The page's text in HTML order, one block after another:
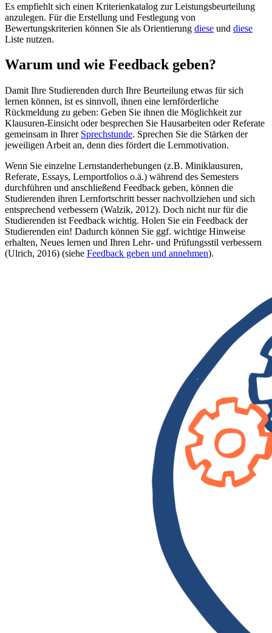
Es empfiehlt sich einen Kriterienkatalog zur Leistungsbeurteilung
anzulegen. Für die Erstellung und Festlegung von
Bewertungskriterien können Sie als Orientierung diese und diese
Liste nutzen.
Warum und wie Feedback geben?
Damit Ihre Studierenden durch Ihre Beurteilung etwas für sich
lernen können, ist es sinnvoll, ihnen eine lernförderliche
Rückmeldung zu geben: Geben Sie ihnen die Möglichkeit zur
Klausuren-Einsicht oder besprechen Sie Hausarbeiten oder Referate
gemeinsam in Ihrer Sprechstunde. Sprechen Sie die Stärken der
jeweiligen Arbeit an, denn dies fördert die Lernmotivation.
Wenn Sie einzelne Lernstanderhebungen (z.B. Miniklausuren,
Referate, Essays, Lernportfolios o.ä.) während des Semesters
durchführen und anschließend Feedback geben, können die
Studierenden ihren Lernfortschritt besser nachvollziehen und sich
entsprechend verbessern (Walzik, 2012). Doch nicht nur für die
Studierenden ist Feedback wichtig. Holen Sie ein Feedback der
Studierenden ein! Dadurch können Sie ggf. wichtige Hinweise
erhalten, Neues lernen und Ihren Lehr- und Prüfungsstil verbessern
(Ulrich, 2016) (siehe Feedback geben und annehmen).